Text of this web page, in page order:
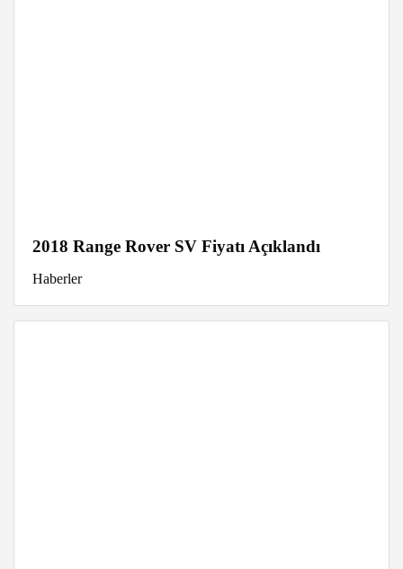
2018 Range Rover SV Fiyatı Açıklandı
Haberler